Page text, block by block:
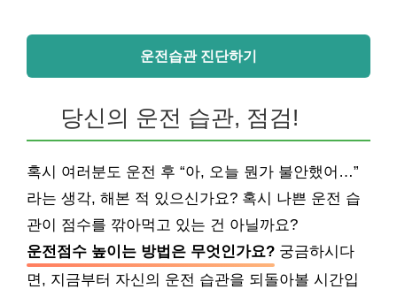
운전습관 진단하기
당신의 운전 습관, 점검!
혹시 여러분도 운전 후 “아, 오늘 뭔가 불안했어…”
라는 생각, 해본 적 있으신가요? 혹시 나쁜 운전 습
관이 점수를 깎아먹고 있는 건 아닐까요?
운전점수 높이는 방법은 무엇인가요? 궁금하시다
면, 지금부터 자신의 운전 습관을 되돌아볼 시간입